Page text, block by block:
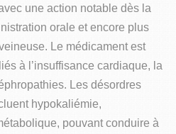
une action notable dès la
orale et encore plus
Le médicament est
à l’insuffisance cardiaque, la
Les désordres
hypokaliémie,
pouvant conduire à